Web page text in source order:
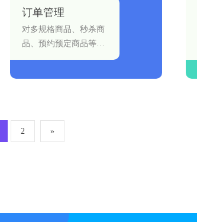
订单管理
对多规格商品、秒杀商
品、预约预定商品等订
单状态操作。
2 »